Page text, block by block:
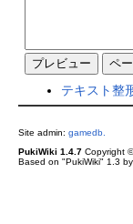
テキスト整
Site admin: gamedb.
PukiWiki 1.4.7Copyright
Based on "PukiWiki" 1.3 by